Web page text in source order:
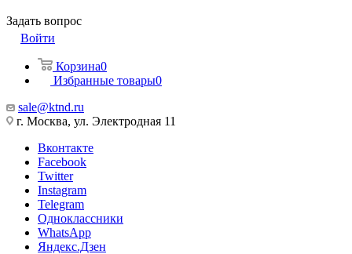
Задать вопрос
Войти
Корзина0
Избранные товары0
sale@ktnd.ru
г. Москва, ул. Электродная 11
Вконтакте
Facebook
Twitter
Instagram
Telegram
Одноклассники
WhatsApp
Яндекс.Дзен